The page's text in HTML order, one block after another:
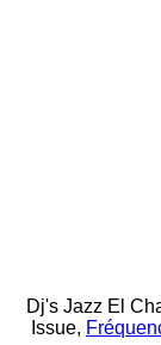
Dj's Jazz El
Issue,